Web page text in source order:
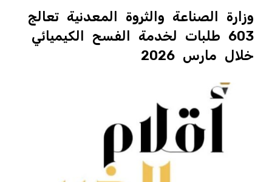
وزارة الصناعة والثروة المعدنية تعالج
603 طلبات لخدمة الفسح الكيميائي
خلال مارس 2026